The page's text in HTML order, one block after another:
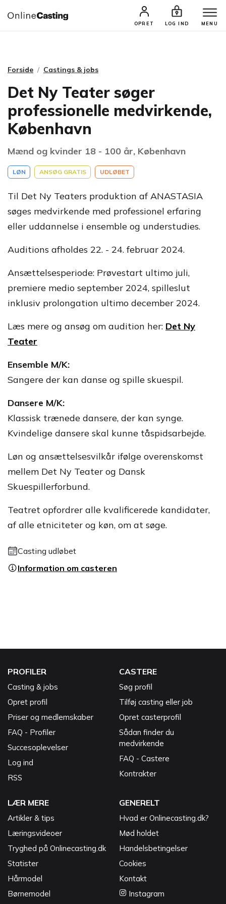
OPRET LOG IND MENU
CASTINGS & JOBS SØG PROFIL
Forside Castings & jobs
Det Ny Teater søger
professionelle medvirkende,
København
Mænd og kvinder 18 - 100 år, København
LØN ANSØG GRATIS UDLØBET
Til Det Ny Teaters produktion af ANASTASIA
søges medvirkende med professionel erfaring
eller uddannelse i ensemble og understudies.
Auditions afholdes 22. - 24. februar 2024.
Ansættelsesperiode: Prøvestart ultimo juli,
premiere medio september 2024, spilleslut
inklusiv prolongation ultimo december 2024.
Læs mere og ansøg om audition her: Det Ny
Teater
Ensemble M/K:
Sangere der kan danse og spille skuespil.
Dansere M/K:
Klassisk trænede dansere, der kan synge.
Kvindelige dansere skal kunne tåspidsarbejde.
Løn og ansættelsesvilkår ifølge overenskomst
mellem Det Ny Teater og Dansk
Skuespillerforbund.
Teatret opfordrer alle kvalificerede kandidater,
af alle etniciteter og køn, om at søge.
Casting udløbet
Information om casteren
PROFILER
Casting & jobs
Opret profil
Priser og medlemskaber
FAQ - Profiler
Succesoplevelser
Log ind
RSS
CASTERE
Søg profil
Tilføj casting eller job
Opret casterprofil
Sådan finder du
medvirkende
FAQ - Castere
Kontrakter
LÆR MERE
Artikler & tips
Læringsvideoer
Tryghed på Onlinecasting.dk
Statister
Hårmodel
Børnemodel
GENERELT
Hvad er Onlinecasting.dk?
Mød holdet
Handelsbetingelser
Cookies
Kontakt
Instagram